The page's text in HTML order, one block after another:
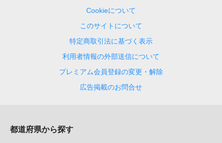
Cookieについて
このサイトについて
特定商取引法に基づく表示
利用者情報の外部送信について
プレミアム会員登録の変更・解除
広告掲載のお問合せ
都道府県から探す